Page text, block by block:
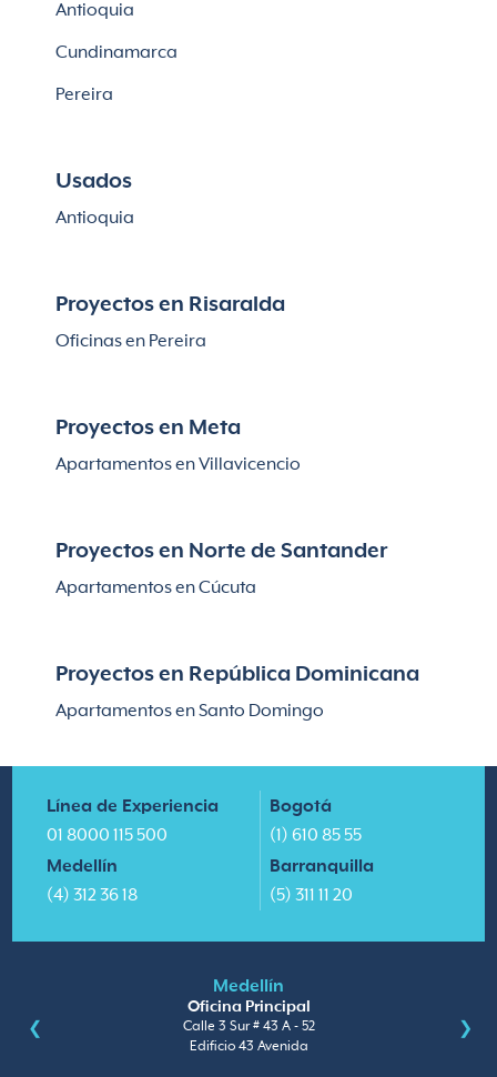
Antioquia
Cundinamarca
Pereira
Usados
Antioquia
Proyectos en Risaralda
Oficinas en Pereira
Proyectos en Meta
Apartamentos en Villavicencio
Proyectos en Norte de Santander
Apartamentos en Cúcuta
Proyectos en República Dominicana
Apartamentos en Santo Domingo
Línea de Experiencia
01 8000 115 500
Medellín
(4) 312 36 18
Bogotá
(1) 610 85 55
Barranquilla
(5) 311 11 20
Medellín
Oficina Principal
Calle 3 Sur # 43 A - 52
Edificio 43 Avenida